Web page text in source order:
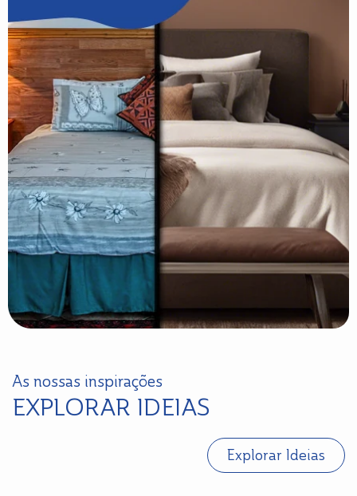
As nossas inspirações
EXPLORAR IDEIAS
Explorar Ideias